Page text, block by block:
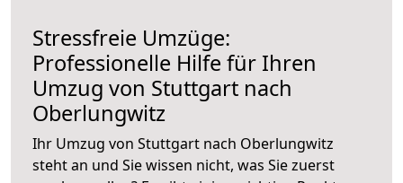
Stressfreie Umzüge:
Professionelle Hilfe für Ihren
Umzug von Stuttgart nach
Oberlungwitz
Ihr Umzug von Stuttgart nach Oberlungwitz
steht an und Sie wissen nicht, was Sie zuerst